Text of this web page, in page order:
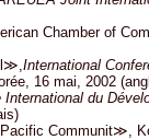
Chamber of
International
16 mai, 2002
International du
Communit≫,